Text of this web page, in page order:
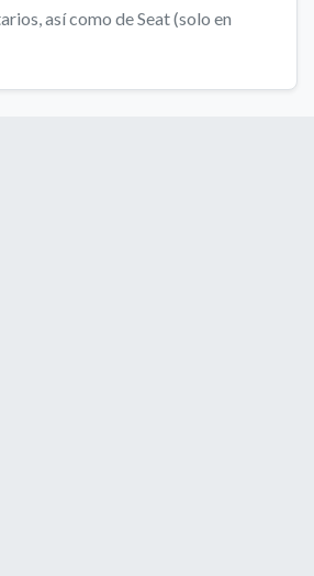
así como de Seat (solo en